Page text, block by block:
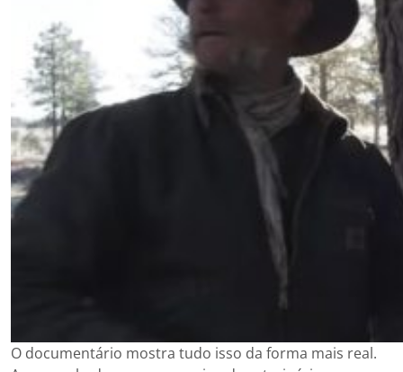
O documentário mostra tudo isso da forma mais real.